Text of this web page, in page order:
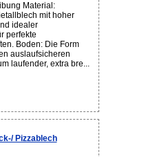
Material:
mit hoher
idealer
perfekte
Boden: Die Form
auslaufsicheren
laufender, extra bre...
Pizzablech